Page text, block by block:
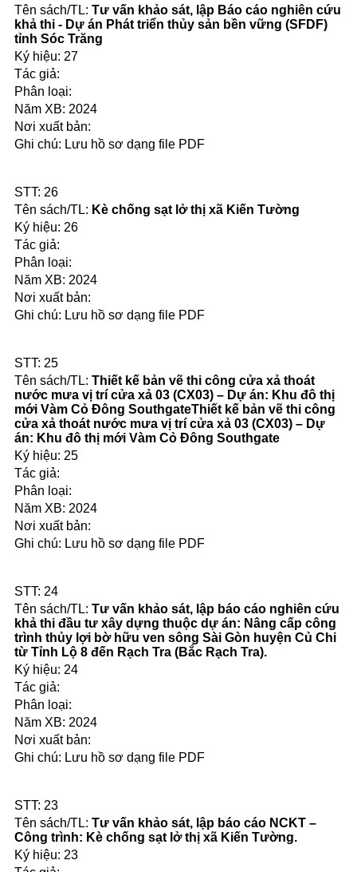
Tư vấn khảo sát, lập Báo cáo nghiên cứu
khả thi - Dự án Phát triển thủy sản bền vững (SFDF)
tỉnh Sóc Trăng
27
2024
Lưu hồ sơ dạng file PDF
26
Kè chống sạt lở thị xã Kiến Tường
26
2024
Lưu hồ sơ dạng file PDF
25
Thiết kế bản vẽ thi công cửa xả thoát
nước mưa vị trí cửa xả 03 (CX03) – Dự án: Khu đô thị
mới Vàm Cỏ Đông SouthgateThiết kế bản vẽ thi công
cửa xả thoát nước mưa vị trí cửa xả 03 (CX03) – Dự
án: Khu đô thị mới Vàm Cỏ Đông Southgate
25
2024
Lưu hồ sơ dạng file PDF
24
Tư vấn khảo sát, lập báo cáo nghiên cứu
khả thi đầu tư xây dựng thuộc dự án: Nâng cấp công
trình thủy lợi bờ hữu ven sông Sài Gòn huyện Củ Chi
từ Tỉnh Lộ 8 đến Rạch Tra (Bắc Rạch Tra).
24
2024
Lưu hồ sơ dạng file PDF
23
Tư vấn khảo sát, lập báo cáo NCKT –
Công trình: Kè chống sạt lở thị xã Kiến Tường.
23